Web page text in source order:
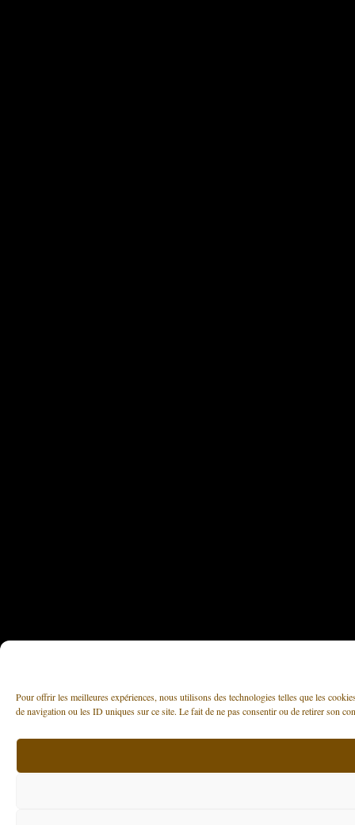
Pour offrir les meilleures expériences, nous utilisons des technologies telles que les
de navigation ou les ID uniques sur ce site. Le fait de ne pas consentir ou de retirer son